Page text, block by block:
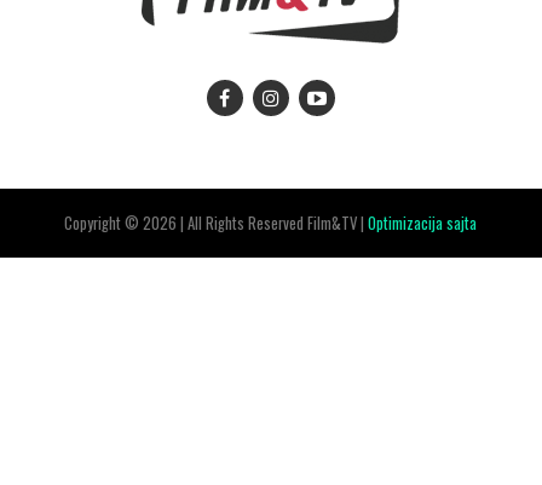
Copyright © 2026 | All Rights Reserved Film&TV |Optimizacija sajta